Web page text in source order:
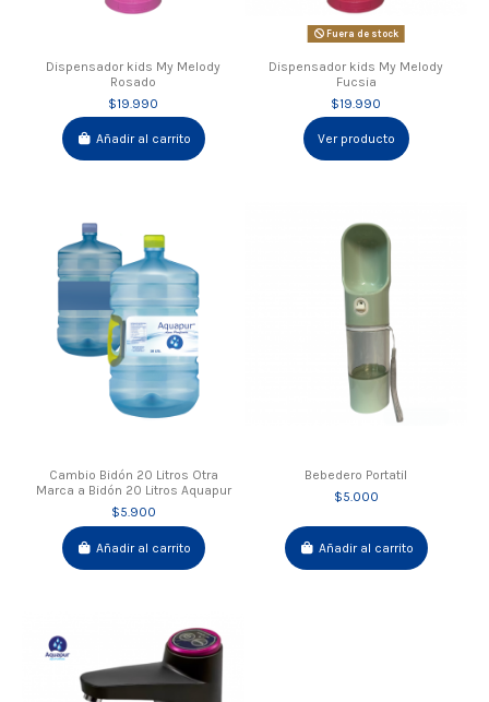
Dispensador kids My Melody
Rosado
$19.990
Añadir al carrito
Fuera de stock
Dispensador kids My Melody
Fucsia
$19.990
Ver producto
Cambio Bidón 20 Litros Otra
Marca a Bidón 20 Litros Aquapur
$5.900
Añadir al carrito
Bebedero Portatil
$5.000
Añadir al carrito